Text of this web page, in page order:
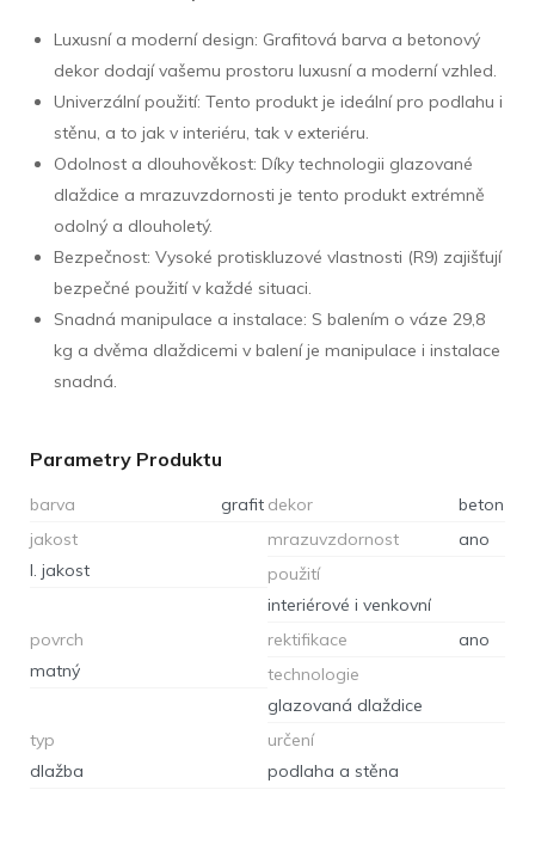
Luxusní a moderní design: Grafitová barva a betonový
dekor dodají vašemu prostoru luxusní a moderní vzhled.
Univerzální použití: Tento produkt je ideální pro podlahu i
stěnu, a to jak v interiéru, tak v exteriéru.
Odolnost a dlouhověkost: Díky technologii glazované
dlaždice a mrazuvzdornosti je tento produkt extrémně
odolný a dlouholetý.
Bezpečnost: Vysoké protiskluzové vlastnosti (R9) zajišťují
bezpečné použití v každé situaci.
Snadná manipulace a instalace: S balením o váze 29,8
kg a dvěma dlaždicemi v balení je manipulace i instalace
snadná.
Parametry Produktu
barva grafit dekor
beton
jakost
I. jakost
mrazuvzdornost
ano
použití
interiérové i venkovní
povrch
matný
rektifikace
ano
technologie
glazovaná dlaždice
typ
dlažba
určení
podlaha a stěna